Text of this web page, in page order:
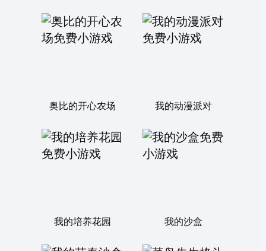
奥比的开心农场 我的动漫派对
我的培养花园 我的沙盒